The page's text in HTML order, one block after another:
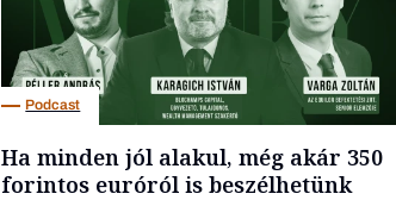
Podcast
Ha minden jól alakul, még akár 350
forintos euróról is beszélhetünk